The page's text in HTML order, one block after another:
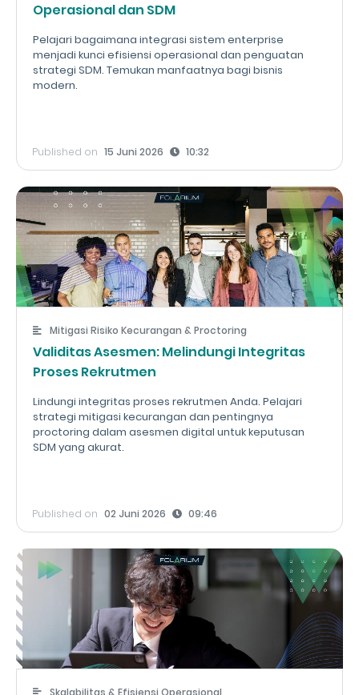
Operasional dan SDM
Pelajari bagaimana integrasi sistem enterprise
menjadi kunci efisiensi operasional dan penguatan
strategi SDM. Temukan manfaatnya bagi bisnis
modern.
Published on 15 Juni 2026 10:32
Mitigasi Risiko Kecurangan & Proctoring
Validitas Asesmen: Melindungi Integritas
Proses Rekrutmen
Lindungi integritas proses rekrutmen Anda. Pelajari
strategi mitigasi kecurangan dan pentingnya
proctoring dalam asesmen digital untuk keputusan
SDM yang akurat.
Published on 02 Juni 2026 09:46
Skalabilitas & Efisiensi Operasional